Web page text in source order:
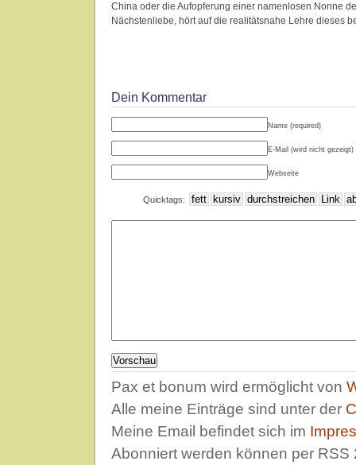
China oder die Aufopferung einer namenlosen Nonne
Nächstenliebe, hört auf die realitätsnahe Lehre dieses
Dein Kommentar
Name (required)
E-Mail (wird nicht gezeigt)
Webseite
Quicktags:
Pax et bonum wird ermöglicht von
Alle meine Einträge sind unter der
Meine Email befindet sich im
Abonniert werden können per